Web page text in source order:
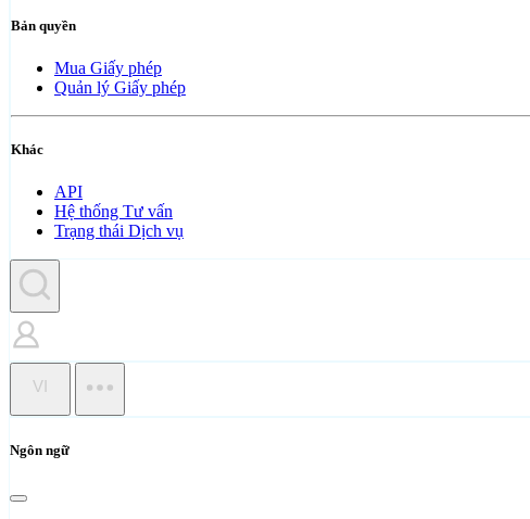
Bản quyền
Mua Giấy phép
Quản lý Giấy phép
Khác
API
Hệ thống Tư vấn
Trạng thái Dịch vụ
VI
Ngôn ngữ